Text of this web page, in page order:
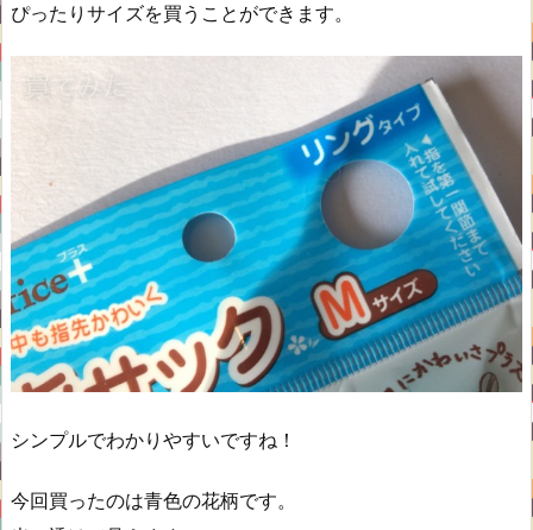
ぴったりサイズを買うことができます。
シンプルでわかりやすいですね！
今回買ったのは青色の花柄です。